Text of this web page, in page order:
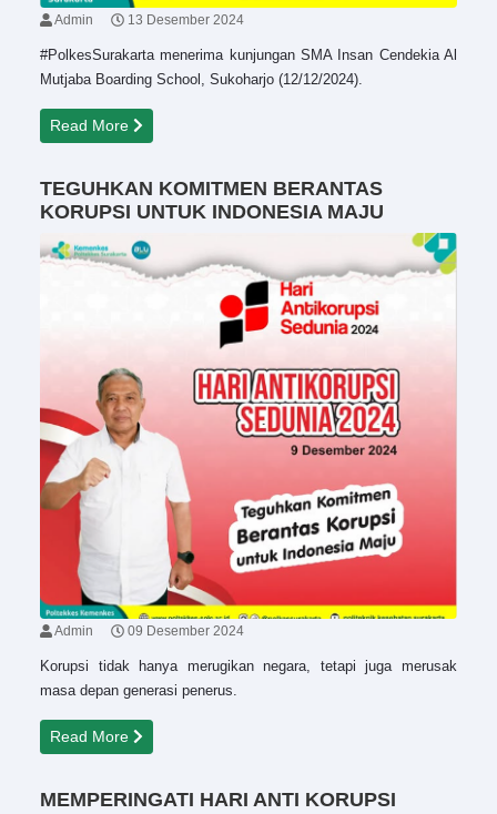
Admin 13 Desember 2024
#PolkesSurakarta menerima kunjungan SMA Insan Cendekia Al
Mutjaba Boarding School, Sukoharjo (12/12/2024).
Read More
TEGUHKAN KOMITMEN BERANTAS
KORUPSI UNTUK INDONESIA MAJU
Admin 09 Desember 2024
Korupsi tidak hanya merugikan negara, tetapi juga merusak
masa depan generasi penerus.
Read More
MEMPERINGATI HARI ANTI KORUPSI